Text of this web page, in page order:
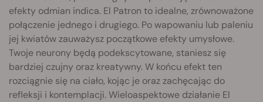
efekty odmian indica. El Patron to idealne, zrównoważone
połączenie jednego i drugiego. Po wapowaniu lub paleniu
jej kwiatów zauważysz początkowe efekty umysłowe.
Twoje neurony będą podekscytowane, staniesz się
bardziej czujny oraz kreatywny. W końcu efekt ten
rozciągnie się na ciało, kojąc je oraz zachęcając do
refleksji i kontemplacji. Wieloaspektowe działanie El